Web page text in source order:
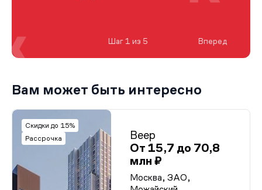
Шаг 1 из 5 Вперед
Вам может быть интересно
Скидки до 15%
Рассрочка
Веер
От 15,7 до 70,8
млн ₽
Москва, ЗАО,